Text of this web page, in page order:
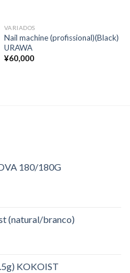
VARIADOS
Nail machine (profissional)(Black)
URAWA
¥60,000
180/180G
(natural/branco)
KOKOIST